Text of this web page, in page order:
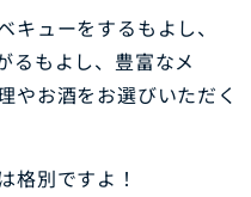
ューをするもよし、
るもよし、豊富なメ
やお酒をお選びいただく
格別ですよ！